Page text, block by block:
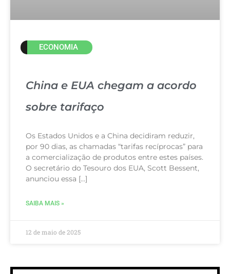
ECONOMIA
China e EUA chegam a acordo
sobre tarifaço
Os Estados Unidos e a China decidiram reduzir,
por 90 dias, as chamadas “tarifas recíprocas” para
a comercialização de produtos entre estes países.
O secretário do Tesouro dos EUA, Scott Bessent,
anunciou essa […]
SAIBA MAIS »
12 de maio de 2025